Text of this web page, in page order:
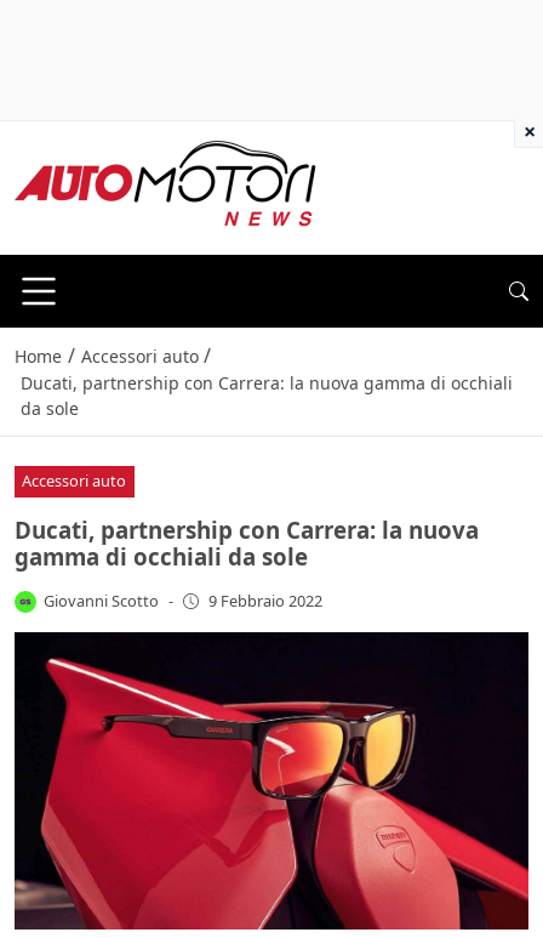
Home / Accessori auto /
Ducati, partnership con Carrera: la nuova gamma di occhiali
da sole
Accessori auto
Ducati, partnership con Carrera: la nuova
gamma di occhiali da sole
Giovanni Scotto - 9 Febbraio 2022
×